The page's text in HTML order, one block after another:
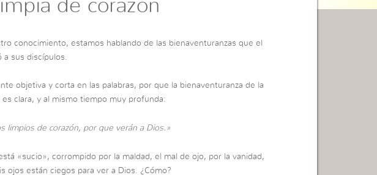
de corazón
conocimiento, estamos hablando de las bienaventuranzas que el
a sus discípulos.
objetiva y corta en las palabras, por que la bienaventuranza de la
es clara, y al mismo tiempo muy profunda:
limpios de corazón, por que verán a Dios.»
«sucio», corrompido por la maldad, el mal de ojo, por la vanidad,
ojos están ciegos para ver a Dios. ¿Cómo?